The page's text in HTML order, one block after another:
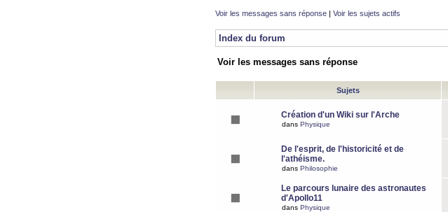
Voir les messages sans réponse | Voir les sujets actifs
Index du forum
Voir les messages sans réponse
Sujets
Création d'un Wiki sur l'Arche
dans Physique
De l'esprit, de l'historicité et de
l'athéisme.
dans Philosophie
Le parcours lunaire des astronautes
d'Apollo11
dans Physique